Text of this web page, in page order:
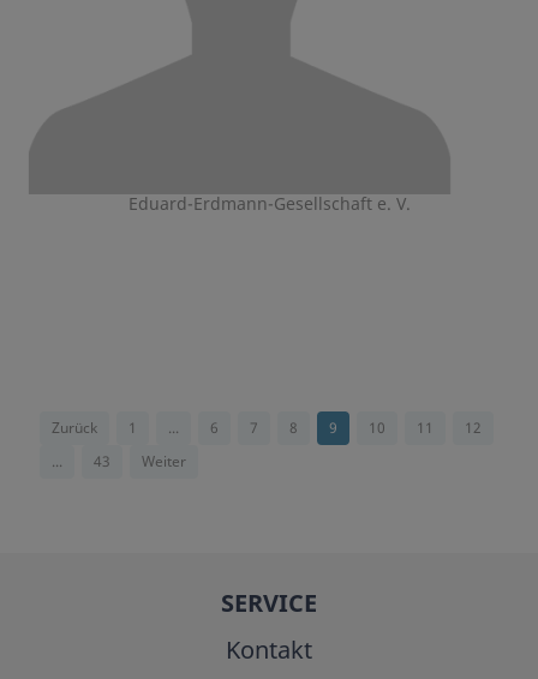
Eduard-Erdmann-Gesellschaft e. V.
Zurück 1 ... 6 7 8 9 10 11
12
...
43 Weiter
SERVICE
Kontakt